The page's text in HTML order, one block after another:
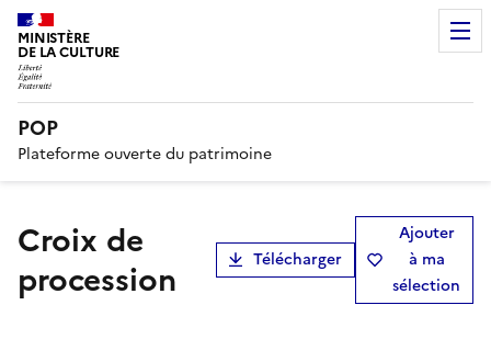
MINISTÈRE
DE LA CULTURE
POP
Plateforme ouverte du patrimoine
croix de
procession
Télécharger
Ajouter
à ma
sélection